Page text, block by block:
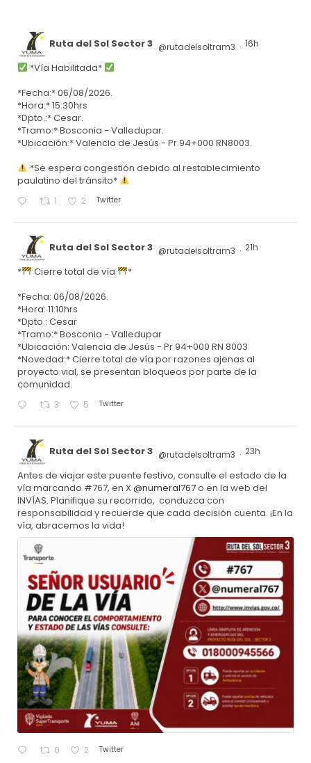
Ruta del Sol Sector 3 @rutadelsoltram3 · 16h
*Vía Habilitada*
*Fecha:* 06/08/2026.
*Hora:* 15:30hrs
*Dpto.:* Cesar.
*Tramo:* Bosconia - Valledupar.
*Ubicación:* Valencia de Jesús - Pr 94+000 RN8003.
*Se espera congestión debido al restablecimiento
paulatino del tránsito*
1 2 Twitter
Ruta del Sol Sector 3 @rutadelsoltram3 · 21h
* Cierre total de vía
*
*Fecha: 06/08/2026.
*Hora: 11:10hrs
*Dpto.: Cesar
*Tramo:* Bosconia - Valledupar
*Ubicación: Valencia de Jesús - Pr 94+000 RN 8003
*Novedad:* Cierre total de vía por razones ajenas al
proyecto vial, se presentan bloqueos por parte de la
comunidad.
3 5 Twitter
Ruta del Sol Sector 3 @rutadelsoltram3 · 23h
Antes de viajar este puente festivo, consulte el estado de la
vía marcando #767, en X@numeral767o en la web del
INVÍAS. Planifique su recorrido, conduzca con
responsabilidad y recuerde que cada decisión cuenta. ¡En la
vía, abracemos la vida!
0 2 Twitter